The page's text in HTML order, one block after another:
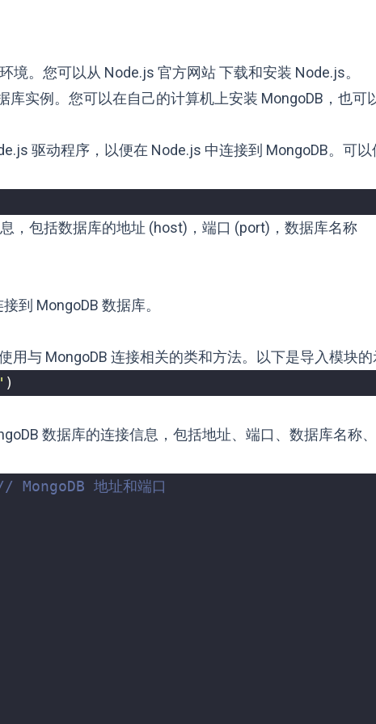
境。您可以从 Node.js 官方网站下载和安装 Node.js。
库实例。您可以在自己的计算机上安装 MongoDB，也可
驱动程序，以便在 Node.js 中连接到 MongoDB。可以
，包括数据库的地址 (host)，端口 (port)，数据库名称
到 MongoDB 数据库。
用与 MongoDB 连接相关的类和方法。以下是导入模块的
)
数据库的连接信息，包括地址、端口、数据库名称